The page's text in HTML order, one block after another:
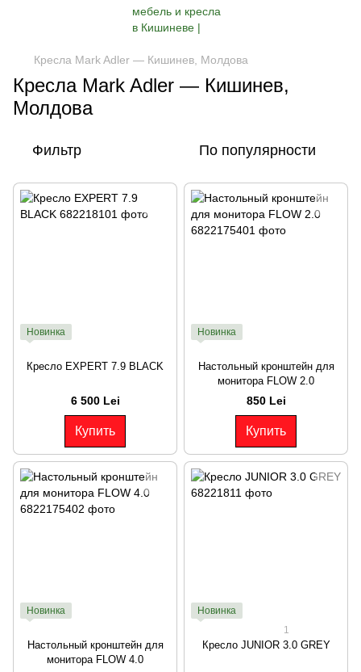
Кресла Mark Adler — Кишинев, Молдова
Кресла Mark Adler — Кишинев,
Молдова
Фильтр По популярности
Новинка
Кресло EXPERT 7.9 BLACK
6 500 Lei
Купить
Новинка
Настольный кронштейн для
монитора FLOW 2.0
850 Lei
Купить
Новинка
Настольный кронштейн для
монитора FLOW 4.0
Новинка
1
Кресло JUNIOR 3.0 GREY